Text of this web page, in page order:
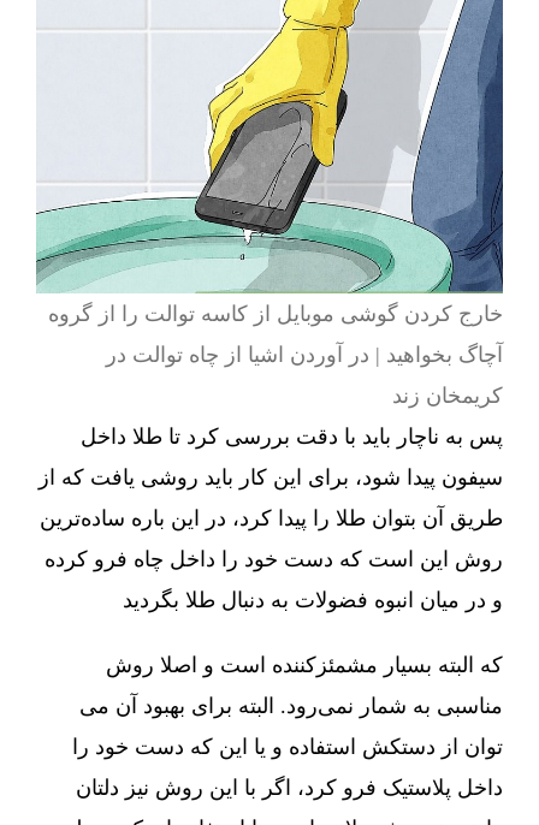
خارج کردن گوشی موبایل از کاسه توالت را از گروه
آچاگ بخواهید | در آوردن اشیا از چاه توالت در
کریمخان زند
پس به ناچار باید با دقت بررسی کرد تا طلا داخل
سیفون پیدا شود، برای این کار باید روشی یافت که از
طریق آن بتوان طلا را پیدا کرد، در این باره ساده‌ترین
روش این است که دست خود را داخل چاه فرو کرده
و در میان انبوه فضولات به دنبال طلا بگردید
که البته بسیار مشمئزکننده است و اصلا روش
مناسبی به شمار نمی‌رود. البته برای بهبود آن می
توان از دستکش استفاده و یا این که دست خود را
داخل پلاستیک فرو کرد، اگر با این روش نیز دلتان